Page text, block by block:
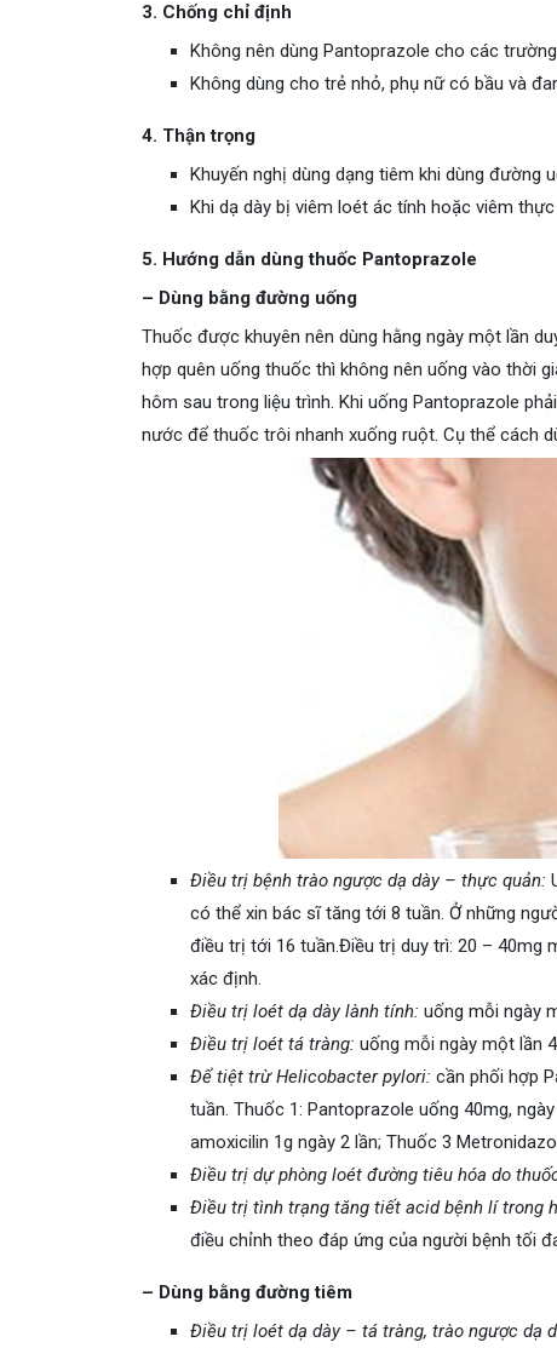
3. Chống chỉ định
Không nên dùng Pantoprazole cho các
Không dùng cho trẻ nhỏ, phụ nữ có bầu và
4. Thận trọng
Khuyến nghị dùng dạng tiêm khi dùng đường
Khi dạ dày bị viêm loét ác tính hoặc viêm
5. Hướng dẫn dùng thuốc Pantoprazole
– Dùng bằng đường uống
Thuốc được khuyên nên dùng hằng ngày một lần
hợp quên uống thuốc thì không nên uống vào thời
hôm sau trong liệu trình. Khi uống Pantoprazole
nước để thuốc trôi nhanh xuống ruột. Cụ thể cách
Điều trị bệnh trào ngược dạ dày – thực quản:
có thể xin bác sĩ tăng tới 8 tuần. Ở những
điều trị tới 16 tuần.Điều trị duy trì: 20 – 40mg
xác định.
Điều trị loét dạ dày lành tính: uống mỗi ngày
Điều trị loét tá tràng: uống mỗi ngày một lần
Để tiệt trừ Helicobacter pylori: cần phối hợp
tuần. Thuốc 1: Pantoprazole uống 40mg,
amoxicilin 1g ngày 2 lần; Thuốc 3
Điều trị dự phòng loét đường tiêu hóa do
Điều trị tình trạng tăng tiết acid bệnh lí trong
điều chỉnh theo đáp ứng của người bệnh tối
– Dùng bằng đường tiêm
Điều trị loét dạ dày – tá tràng, trào ngược dạ